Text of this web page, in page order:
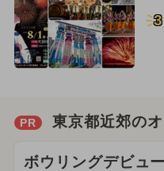
3
PR 東京都近郊の
ボウリングデビュ